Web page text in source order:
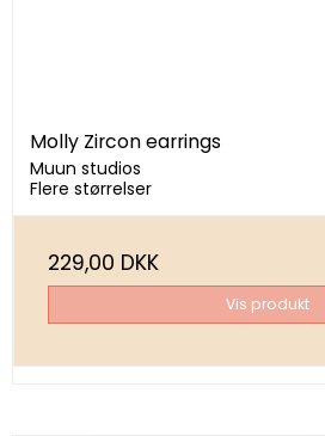
Molly Zircon earrings
Muun studios
Flere størrelser
229,00 DKK
Vis produkt